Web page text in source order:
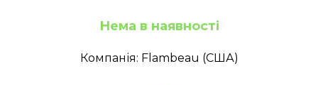
Нема в наявності
Компанія: Flambeau (США)